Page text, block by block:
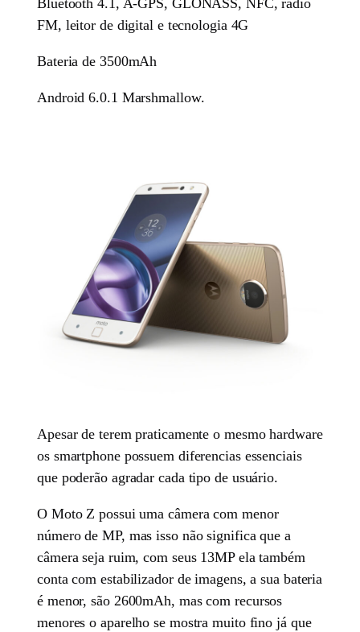
Bluetooth 4.1, A-GPS, GLONASS, NFC, rádio
FM, leitor de digital e tecnologia 4G
Bateria de 3500mAh
Android 6.0.1 Marshmallow.
Apesar de terem praticamente o mesmo hardware
os smartphone possuem diferencias essenciais
que poderão agradar cada tipo de usuário.
O Moto Z possui uma câmera com menor
número de MP, mas isso não significa que a
câmera seja ruim, com seus 13MP ela também
conta com estabilizador de imagens, a sua bateria
é menor, são 2600mAh, mas com recursos
menores o aparelho se mostra muito fino já que